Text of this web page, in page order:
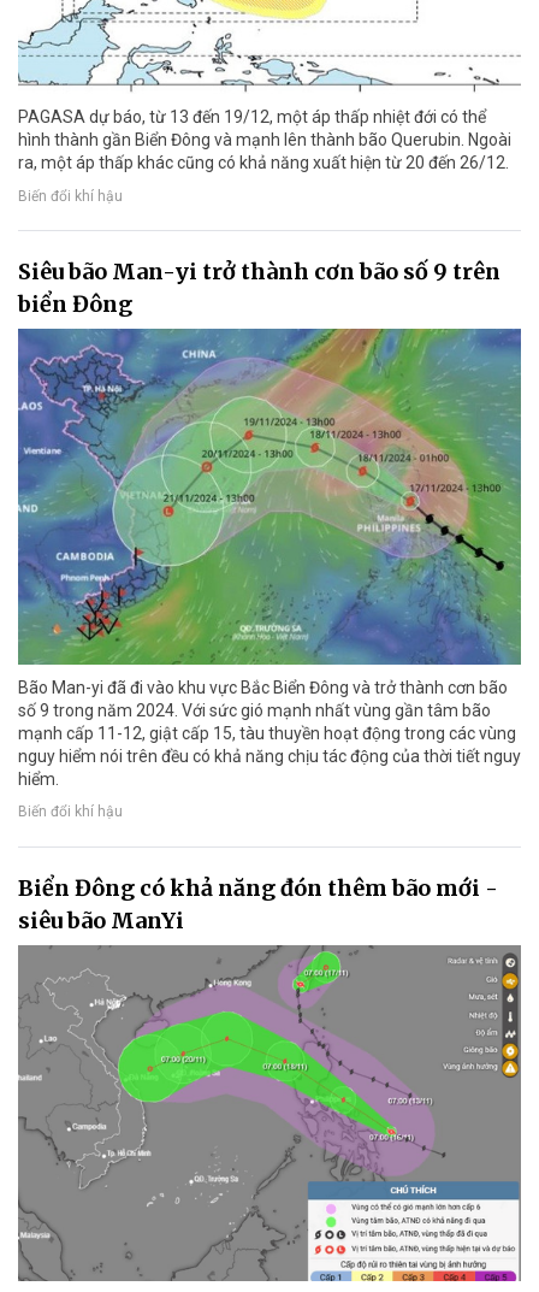
PAGASA dự báo, từ 13 đến 19/12, một áp thấp nhiệt đới có thể
hình thành gần Biển Đông và mạnh lên thành bão Querubin. Ngoài
ra, một áp thấp khác cũng có khả năng xuất hiện từ 20 đến 26/12.
Biến đổi khí hậu
Siêu bão Man-yi trở thành cơn bão số 9 trên
biển Đông
Bão Man-yi đã đi vào khu vực Bắc Biển Đông và trở thành cơn bão
số 9 trong năm 2024. Với sức gió mạnh nhất vùng gần tâm bão
mạnh cấp 11-12, giật cấp 15, tàu thuyền hoạt động trong các vùng
nguy hiểm nói trên đều có khả năng chịu tác động của thời tiết nguy
hiểm.
Biến đổi khí hậu
Biển Đông có khả năng đón thêm bão mới -
siêu bão ManYi